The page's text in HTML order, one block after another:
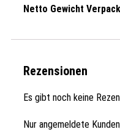
Netto Gewicht
Rezensionen
Es gibt noch keine
Nur angemeldete